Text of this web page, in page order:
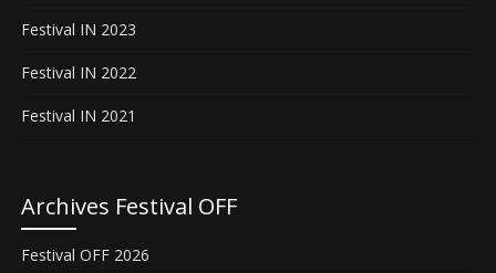
Festival IN 2023
Festival IN 2022
Festival IN 2021
Archives Festival OFF
Festival OFF 2026